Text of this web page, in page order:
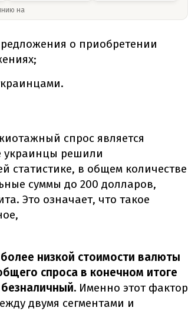
на
о приобретении
спрос является
украинцы решили
статистике, в общем количестве
суммы до 200 долларов,
Это означает, что такое
низкой стоимости валюты
спроса в конечном итоге
Именно этот фактор
двумя сегментами и